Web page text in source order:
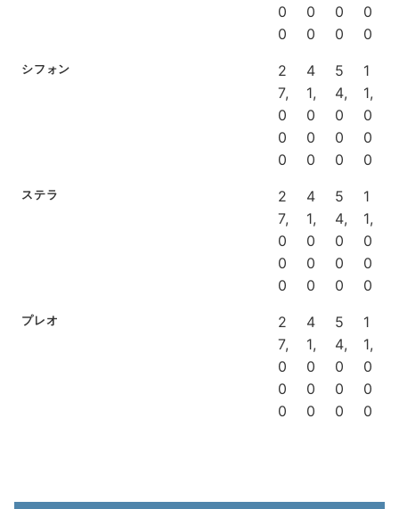
0
0
0
0
0
0
0
0
シフォン
2
7,
0
0
0
4
1,
0
0
0
5
4,
0
0
0
1
1,
0
0
0
ステラ
2
7,
0
0
0
4
1,
0
0
0
5
4,
0
0
0
1
1,
0
0
0
プレオ
2
7,
0
0
0
4
1,
0
0
0
5
4,
0
0
0
1
1,
0
0
0